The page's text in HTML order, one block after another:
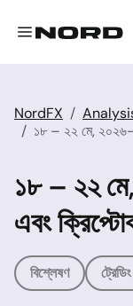
NordFX
১৮ – ২২ মে, ২০২৬-
১৮ – ২২
এবং
বিশ্লেষণ